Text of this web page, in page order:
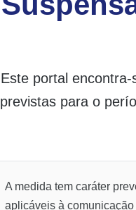
Este portal
previstas para o
A medida tem caráter
aplicáveis à